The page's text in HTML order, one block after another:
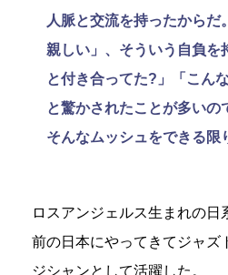
人脈と交流を持ったからだ
親しい」、そういう自負を
と付き合ってた?」「こん
と驚かされたことが多いの
そんなムッシュをできる限
ロスアンジェルス生まれの日
前の日本にやってきてジャズ
ジシャンとして活躍した。